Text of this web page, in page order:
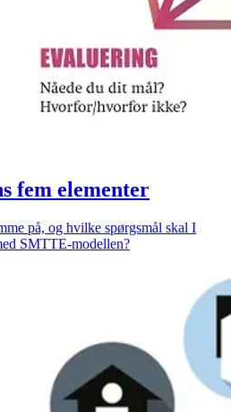
fem elementer
på, og hvilke spørgsmål skal I
SMTTE-modellen?